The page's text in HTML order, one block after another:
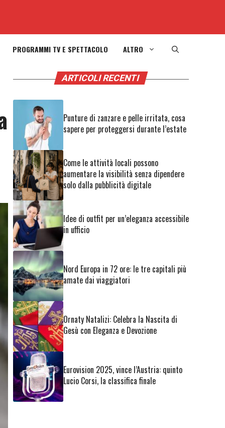
PROGRAMMI TV E SPETTACOLO ALTRO
ARTICOLI RECENTI
Punture di zanzare e pelle irritata, cosa
sapere per proteggersi durante l’estate
Come le attività locali possono
aumentare la visibilità senza dipendere
solo dalla pubblicità digitale
Idee di outfit per un’eleganza accessibile
in ufficio
Nord Europa in 72 ore: le tre capitali più
amate dai viaggiatori
Ornaty Natalizi: Celebra la Nascita di
Gesù con Eleganza e Devozione
Eurovision 2025, vince l’Austria: quinto
Lucio Corsi, la classifica finale